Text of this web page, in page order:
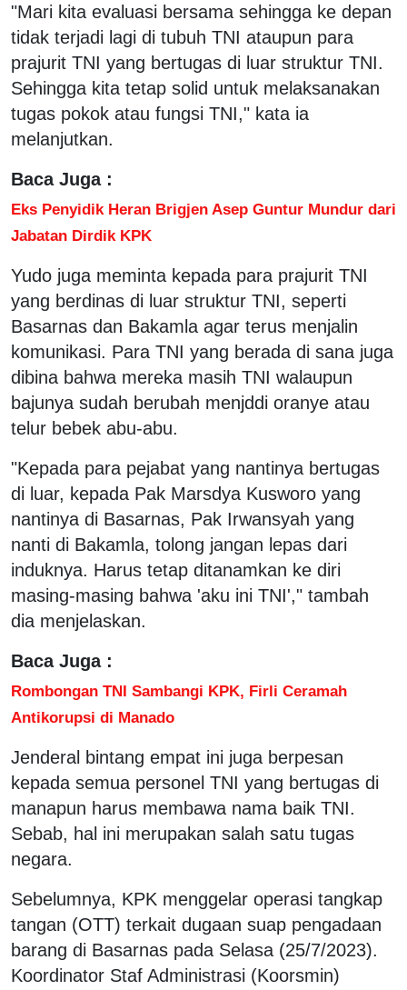
"Mari kita evaluasi bersama sehingga ke depan
tidak terjadi lagi di tubuh TNI ataupun para
prajurit TNI yang bertugas di luar struktur TNI.
Sehingga kita tetap solid untuk melaksanakan
tugas pokok atau fungsi TNI," kata ia
melanjutkan.
Baca Juga :
Eks Penyidik Heran Brigjen Asep Guntur Mundur dari
Jabatan Dirdik KPK
Yudo juga meminta kepada para prajurit TNI
yang berdinas di luar struktur TNI, seperti
Basarnas dan Bakamla agar terus menjalin
komunikasi. Para TNI yang berada di sana juga
dibina bahwa mereka masih TNI walaupun
bajunya sudah berubah menjddi oranye atau
telur bebek abu-abu.
"Kepada para pejabat yang nantinya bertugas
di luar, kepada Pak Marsdya Kusworo yang
nantinya di Basarnas, Pak Irwansyah yang
nanti di Bakamla, tolong jangan lepas dari
induknya. Harus tetap ditanamkan ke diri
masing-masing bahwa 'aku ini TNI'," tambah
dia menjelaskan.
Baca Juga :
Rombongan TNI Sambangi KPK, Firli Ceramah
Antikorupsi di Manado
Jenderal bintang empat ini juga berpesan
kepada semua personel TNI yang bertugas di
manapun harus membawa nama baik TNI.
Sebab, hal ini merupakan salah satu tugas
negara.
Sebelumnya, KPK menggelar operasi tangkap
tangan (OTT) terkait dugaan suap pengadaan
barang di Basarnas pada Selasa (25/7/2023).
Koordinator Staf Administrasi (Koorsmin)